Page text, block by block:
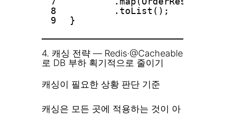
8
9
.toList();
}
4. 캐싱 전략 — Redis·@Cacheable
로 DB 부하 획기적으로 줄이기
캐싱이 필요한 상황 판단 기준
캐싱은 모든 곳에 적용하는 것이 아